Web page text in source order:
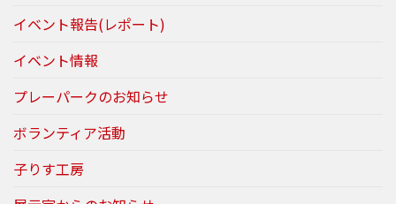
イベント報告(レポート)
イベント情報
プレーパークのお知らせ
ボランティア活動
子りす工房